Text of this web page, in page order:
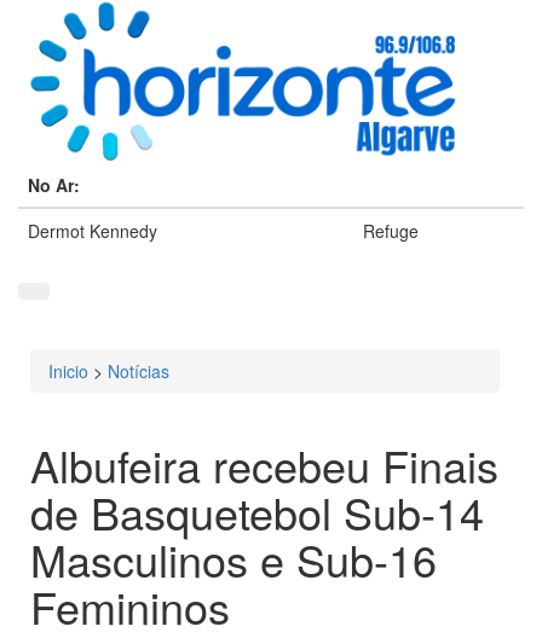
No Ar:
Dermot Kennedy
Refuge
Está aqui
Inicio > Notícias
Albufeira recebeu Finais
de Basquetebol Sub-14
Masculinos e Sub-16
Femininos